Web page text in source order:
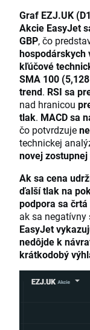
Graf EZJ.UK
Akcie EasyJet
GBP, čo
hospodárskych
kľúčové
SMA 100
trend. RSI sa
nad hranicou
tlak. MACD sa
čo potvrdzuje
technickej
novej
Ak sa cena
ďalší tlak na
podpora sa črtá
ak sa negatívny
EasyJet
nedôjde k
krátkodobý